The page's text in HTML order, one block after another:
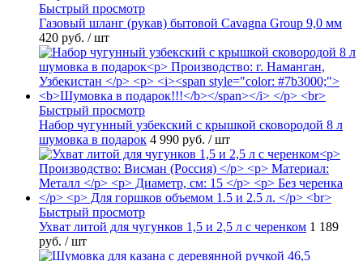
Быстрый просмотр
Газовый шланг (рукав) бытовой Cavagna Group 9,0 мм
420 руб. / шт
Быстрый просмотр
Набор чугунный узбекский с крышкой сковородой 8 л
шумовка в подарок 4 990 руб. / шт
Быстрый просмотр
Ухват литой для чугунков 1,5 и 2,5 л с черенком 1 189
руб. / шт